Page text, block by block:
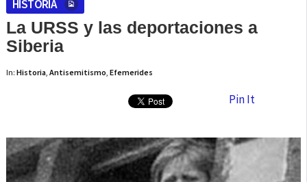
HISTORIA
La URSS y las deportaciones a
Siberia
In: Historia, Antisemitismo, Efemerides
Pin It